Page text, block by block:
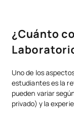
¿Cuánto
Uno de los
estudiantes es la
pueden variar
privado) y la